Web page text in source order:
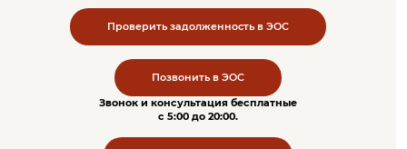
Проверить задолженность в ЭОС
Позвонить в ЭОС
Звонок и консультация бесплатные
c 5:00 до 20:00.